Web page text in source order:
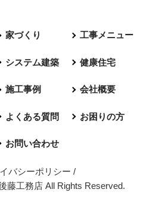
家づくり 工事メニュー
システム建築 健康住宅
施工事例 会社概要
よくある質問 お困りの方
お問い合わせ
バシーポリシー /
藤工務店 All Rights Reserved.